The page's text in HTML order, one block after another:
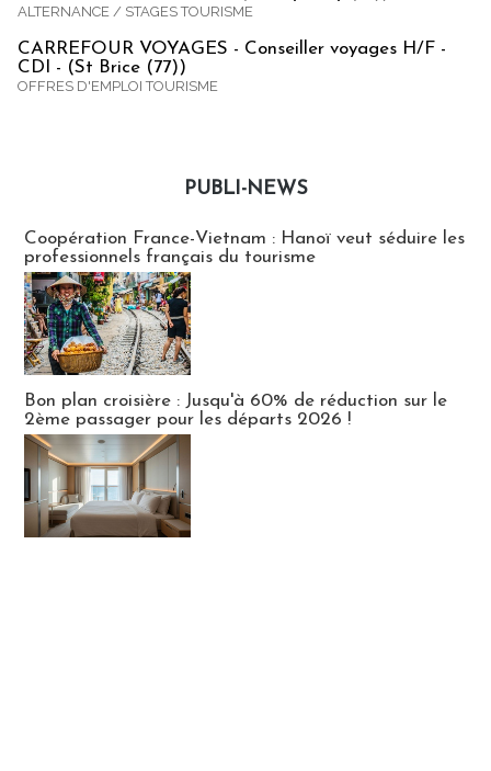
ALTERNANCE / STAGES TOURISME
CARREFOUR VOYAGES - Conseiller voyages H/F -
CDI - (St Brice (77))
OFFRES D'EMPLOI TOURISME
PUBLI-NEWS
Coopération France-Vietnam : Hanoï veut séduire les
professionnels français du tourisme
Bon plan croisière : Jusqu'à 60% de réduction sur le
2ème passager pour les départs 2026 !